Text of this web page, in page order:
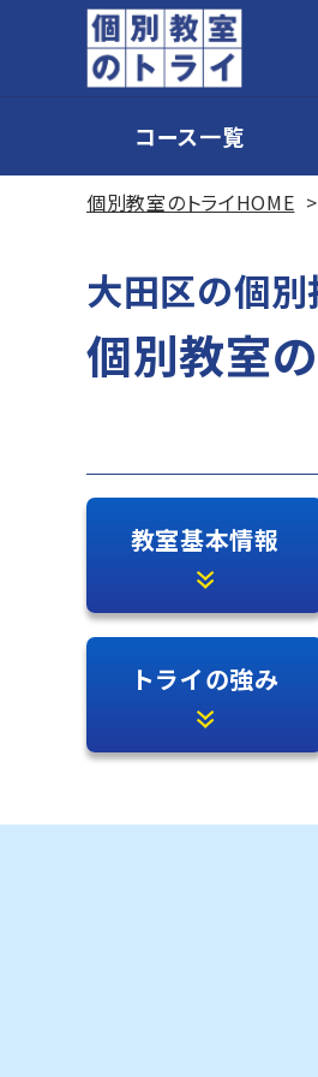
コース一覧
個別教室のトライHOME
大田区の個
個別教室
教室基本情報
トライの強み